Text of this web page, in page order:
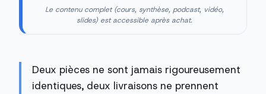
Le contenu complet (cours, synthèse, podcast, vidéo,
slides) est accessible après achat.
Deux pièces ne sont jamais rigoureusement
identiques, deux livraisons ne prennent